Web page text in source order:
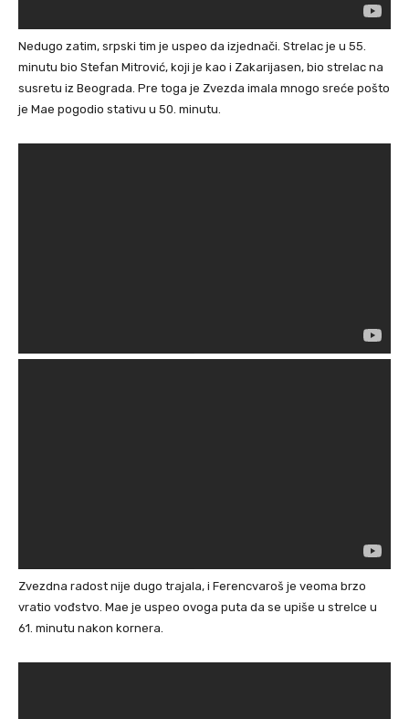
Nedugo zatim, srpski tim je uspeo da izjednači. Strelac je u 55.
minutu bio Stefan Mitrović, koji je kao i Zakarijasen, bio strelac na
susretu iz Beograda. Pre toga je Zvezda imala mnogo sreće pošto
je Mae pogodio stativu u 50. minutu.
Zvezdna radost nije dugo trajala, i Ferencvaroš je veoma brzo
vratio vođstvo. Mae je uspeo ovoga puta da se upiše u strelce u
61. minutu nakon kornera.